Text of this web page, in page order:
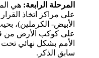
المرحلة الرابعة: هي
على مراكز اتخاذ
الأبيض- الكرملين)،
على كوكب الأرض من
الأمم بشكل نهائي تحت
سابق الذكر.